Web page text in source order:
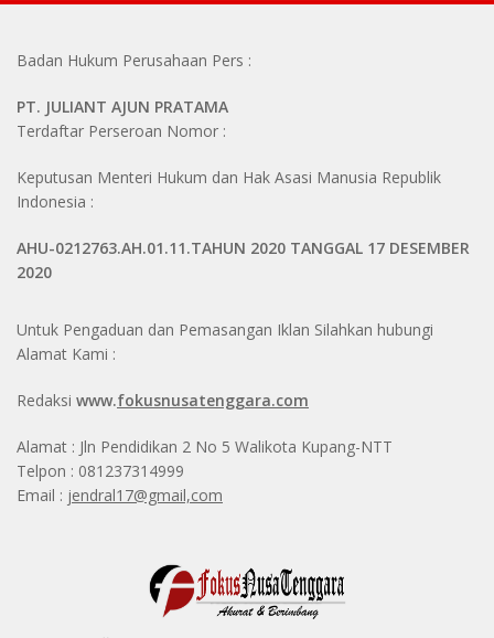
Badan Hukum Perusahaan Pers :
PT. JULIANT AJUN PRATAMA
Terdaftar Perseroan Nomor :
Keputusan Menteri Hukum dan Hak Asasi Manusia Republik
Indonesia :
AHU-0212763.AH.01.11.TAHUN 2020 TANGGAL 17 DESEMBER
2020
Untuk Pengaduan dan Pemasangan Iklan Silahkan hubungi
Alamat Kami :
Redaksi www.fokusnusatenggara.com
Alamat : Jln Pendidikan 2 No 5 Walikota Kupang-NTT
Telpon : 081237314999
Email : jendral17@gmail,com